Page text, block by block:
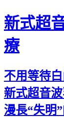
新式超
療
不用等待
新式超音
漫長“失明